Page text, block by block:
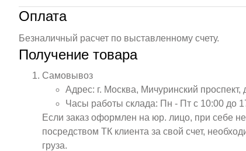
Оплата
Безналичный расчет по выставленному счету.
Получение товара
Самовывоз
Адрес: г. Москва, Мичуринский проспект,
Часы работы склада: Пн - Пт с 10:00 до
Если заказ оформлен на юр. лицо, при себе
посредством ТК клиента за свой счет,
груза.